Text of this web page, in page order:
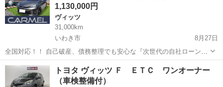
1,130,000円
ヴィッツ
31,000km
いわき市
8月27日
全国対応！！ 自己破産、債務整理でも安心な『次世代の自社ローン』
自動車ローン審査が不安な方も、カーメル独自の審査基準で中古車や
未使用から新車を分割払いで購入できます。 ☑️年間１万件以上の申込
実績がある優...
福島 いわき市 ヴィッツ
トヨタ ヴィッツ Ｆ ＥＴＣ ワンオーナー
（車検整備付）